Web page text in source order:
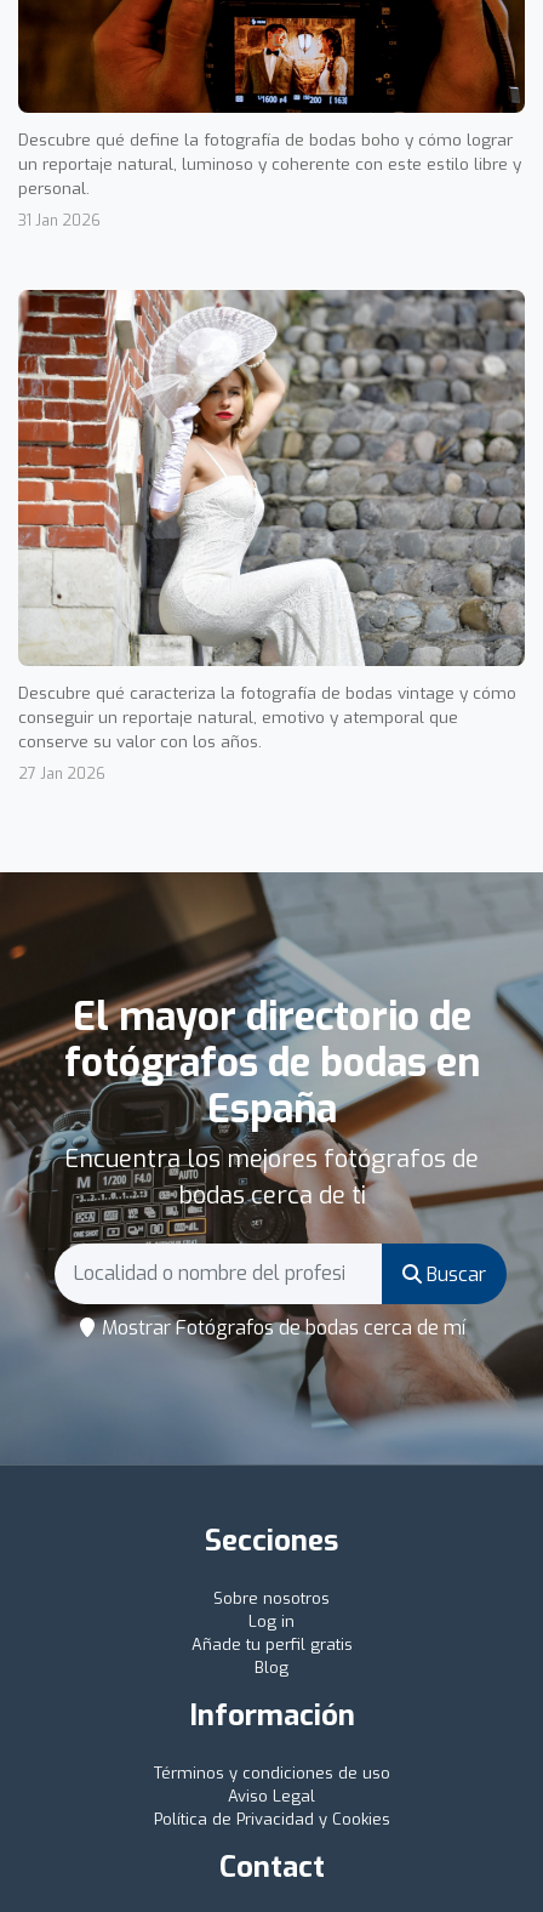
Descubre qué define la fotografía de bodas boho y cómo lograr
un reportaje natural, luminoso y coherente con este estilo libre y
personal.
31 Jan 2026
Descubre qué caracteriza la fotografía de bodas vintage y cómo
conseguir un reportaje natural, emotivo y atemporal que
conserve su valor con los años.
27 Jan 2026
El mayor directorio de
fotógrafos de bodas en
España
Encuentra los mejores fotógrafos de
bodas cerca de ti
Buscar
Mostrar Fotógrafos de bodas cerca de mí
Secciones
Sobre nosotros
Log in
Añade tu perfil gratis
Blog
Información
Términos y condiciones de uso
Aviso Legal
Política de Privacidad y Cookies
Contact